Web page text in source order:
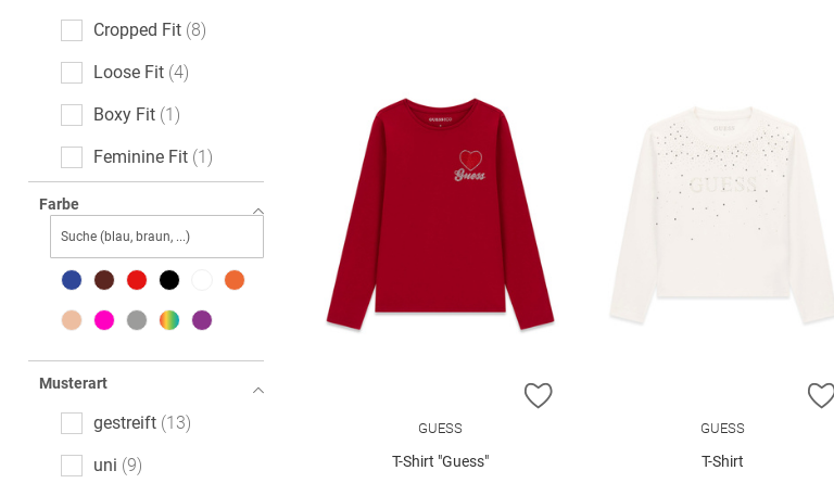
Cropped Fit 8
Loose Fit 4
Boxy Fit 1
Feminine Fit 1
Farbe
Musterart
gestreift 13
uni 9
ZUR WUNSCHLISTE HINZUFÜGEN
GUESS
T-Shirt "Guess"
GUESS
T-Shirt